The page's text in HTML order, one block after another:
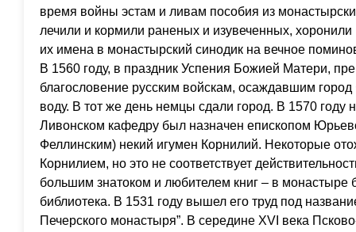
время войны эстам и ливам пособия из
лечили и кормили раненых и изувеченных,
их имена в монастырский синодик на вечное
В 1560 году, в праздник Успения Божией Матери,
благословение русским войскам, осаждавшим
воду. В тот же день немцы сдали город. В 1570 году
Ливонском кафедру был назначен епископом
Феллинским) некий игумен Корнилий. Некоторые
Корнилием, но это не соответствует
большим знатоком и любителем книг – в монастыре
библиотека. В 1531 году вышел его труд под
Печерского монастыря”. В середине ХVI века